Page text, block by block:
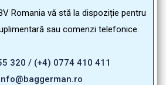
Romania vă stă la dispoziție pentru
sau comenzi telefonice.
320 / (+4) 0774 410 411